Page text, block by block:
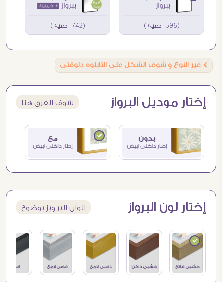
(596 جنيه ) (742 جنيه )
Ö غير النوع و شوف الشكل على التابلوه دلوقتى
إختار موديل البرواز شوف الفرق هنا
إختار لون البرواز الوان البراويز بوضوح